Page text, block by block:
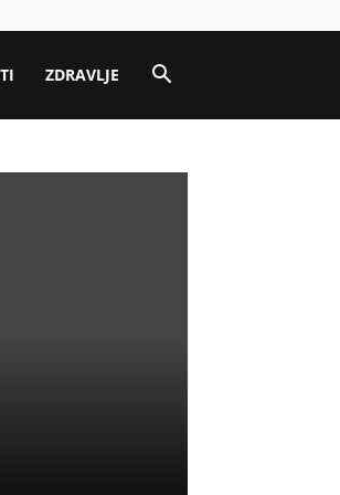
ZDRAVLJE